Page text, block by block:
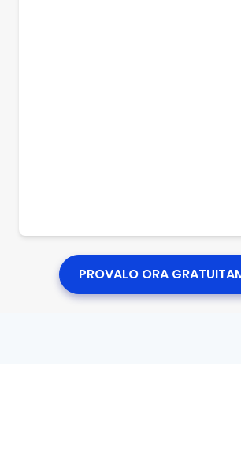
PROVALO ORA